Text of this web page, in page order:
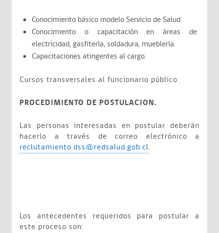
Conocimiento básico modelo Servicio de Salud
Conocimiento o capacitación en áreas de
electricidad, gasfitería, soldadura, mueblería.
Capacitaciones atingentes al cargo.
Cursos transversales al funcionario público
PROCEDIMIENTO DE POSTULACION.
Las personas interesadas en postular deberán
hacerlo a través de correo electrónico a
reclutamiento.dss@redsalud.gob.cl.
Los antecedentes requeridos para postular a
este proceso son: